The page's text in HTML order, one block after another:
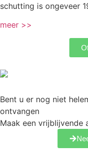
schutting is ongeveer
meer >>
Bent u er nog niet
ontvangen
Maak een vrijblijvende